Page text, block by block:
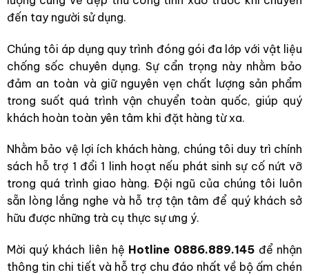
đến tay người sử dụng.
Chúng tôi áp dụng quy trình đóng gói đa lớp với vật liệu
chống sốc chuyên dụng. Sự cẩn trọng này nhằm bảo
đảm an toàn và giữ nguyên vẹn chất lượng sản phẩm
trong suốt quá trình vận chuyển toàn quốc, giúp quý
khách hoàn toàn yên tâm khi đặt hàng từ xa.
Nhằm bảo vệ lợi ích khách hàng, chúng tôi duy trì chính
sách hỗ trợ 1 đổi 1 linh hoạt nếu phát sinh sự cố nứt vỡ
trong quá trình giao hàng. Đội ngũ của chúng tôi luôn
sẵn lòng lắng nghe và hỗ trợ tận tâm để quý khách sở
hữu được những trà cụ thực sự ưng ý.
Mời quý khách liên hệ Hotline 0886.889.145để nhận
thông tin chi tiết và hỗ trợ chu đáo nhất về bộ ấm chén